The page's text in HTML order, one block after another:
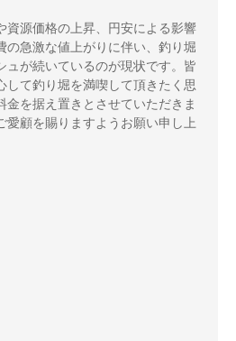
資源価格の上昇、円安による影響
の急激な値上がりに伴い、釣り堀
ュが続いているのが現状です。皆
して釣り堀を満喫して頂きたく思
金を据え置きとさせていただきま
愛顧を賜りますようお願い申し上